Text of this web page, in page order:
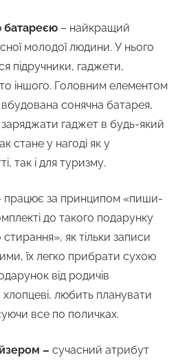
батареєю – найкращий
молодої людини. У нього
підручники, гаджети,
іншого. Головним елементом
сонячна батарея,
гаджет в будь-який
стане у нагоді як у
так і для туризму.
працює за принципом «пиши-
до такого подарунку
як тільки записи
їх легко прибрати сухою
від родичів
любить планувати
все по поличках.
– сучасний атрибут